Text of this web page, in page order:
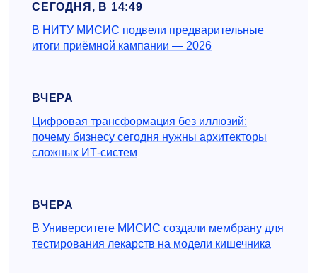
СЕГОДНЯ, В 14:49
В НИТУ МИСИС подвели предварительные
итоги приёмной кампании — 2026
ВЧЕРА
Цифровая трансформация без иллюзий:
почему бизнесу сегодня нужны архитекторы
сложных ИТ-систем
ВЧЕРА
В Университете МИСИС создали мембрану для
тестирования лекарств на модели кишечника